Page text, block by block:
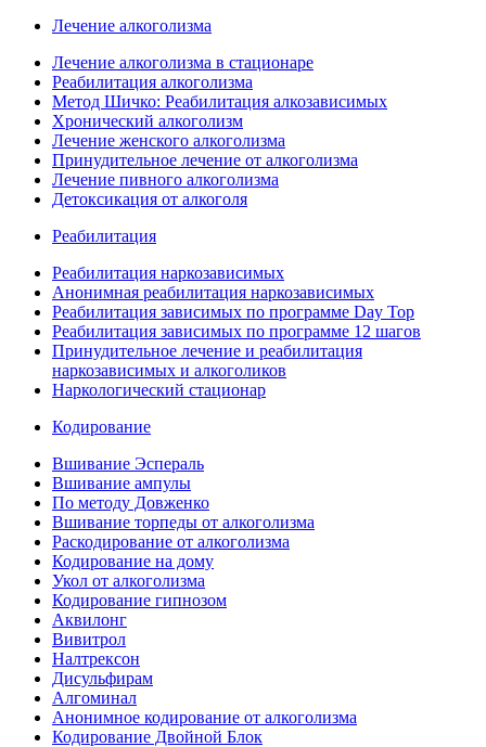
Лечение алкоголизма
Лечение алкоголизма в стационаре
Реабилитация алкоголизма
Метод Шичко: Реабилитация алкозависимых
Хронический алкоголизм
Лечение женского алкоголизма
Принудительное лечение от алкоголизма
Лечение пивного алкоголизма
Детоксикация от алкоголя
Реабилитация
Реабилитация наркозависимых
Анонимная реабилитация наркозависимых
Реабилитация зависимых по программе Day Top
Реабилитация зависимых по программе 12 шагов
Принудительное лечение и реабилитация
наркозависимых и алкоголиков
Наркологический стационар
Кодирование
Вшивание Эспераль
Вшивание ампулы
По методу Довженко
Вшивание торпеды от алкоголизма
Раскодирование от алкоголизма
Кодирование на дому
Укол от алкоголизма
Кодирование гипнозом
Аквилонг
Вивитрол
Налтрексон
Дисульфирам
Алгоминал
Анонимное кодирование от алкоголизма
Кодирование Двойной Блок